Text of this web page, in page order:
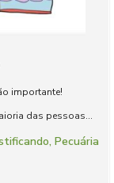
importante!
das pessoas...
, Pecuária